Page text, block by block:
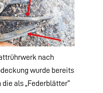
nach
wurde bereits
als „Federblätter“